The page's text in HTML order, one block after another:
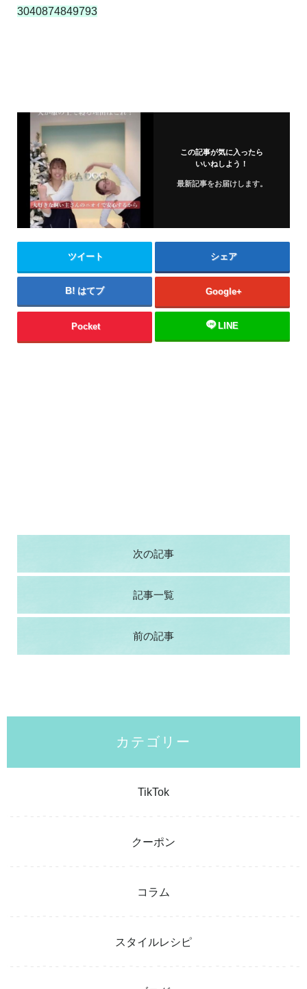
3040874849793
この記事が気に入ったら
いいねしよう！
最新記事をお届けします。
ツイート シェア
はてブ Google+
Pocket LINE
次の記事
記事一覧
前の記事
カテゴリー
TikTok
クーポン
コラム
スタイルレシピ